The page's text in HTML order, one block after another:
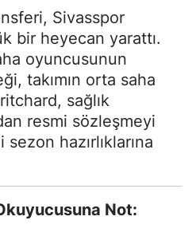
Sivasspor
bir heyecan yarattı.
oyuncusunun
takımın orta saha
sağlık
resmi sözleşmeyi
hazırlıklarına
Not: